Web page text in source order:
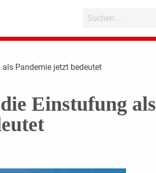
Pandemie jetzt bedeutet
Einstufung als